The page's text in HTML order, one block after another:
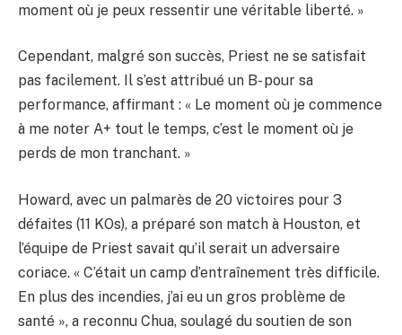
moment où je peux ressentir une véritable liberté. »
Cependant, malgré son succès, Priest ne se satisfait
pas facilement. Il s’est attribué un B- pour sa
performance, affirmant : « Le moment où je commence
à me noter A+ tout le temps, c’est le moment où je
perds de mon tranchant. »
Howard, avec un palmarès de 20 victoires pour 3
défaites (11 KOs), a préparé son match à Houston, et
l’équipe de Priest savait qu’il serait un adversaire
coriace. « C’était un camp d’entraînement très difficile.
En plus des incendies, j’ai eu un gros problème de
santé », a reconnu Chua, soulagé du soutien de son